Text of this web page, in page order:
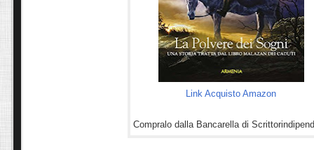
Link Acquisto Amazon
Compralo dalla Bancarella di